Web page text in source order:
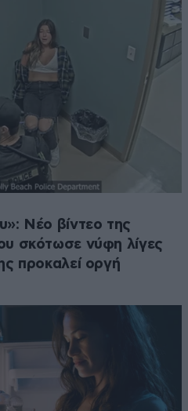
Νέο βίντεο της
σκότωσε νύφη λίγες
προκαλεί οργή